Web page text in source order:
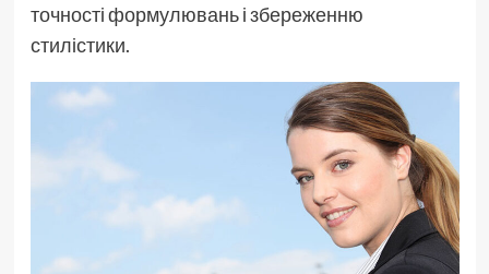
точності формулювань і збереженню
стилістики.